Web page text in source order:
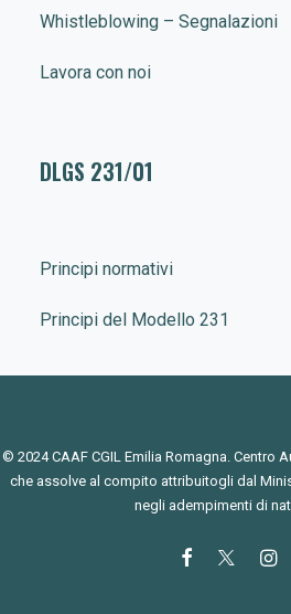
Whistleblowing – Segnalazioni
Lavora con noi
DLGS 231/01
Principi normativi
Principi del Modello 231
© 2024 CAAF CGIL Emilia Romagna. Centro
che assolve al compito attribuitogli dal
negli adempimenti di